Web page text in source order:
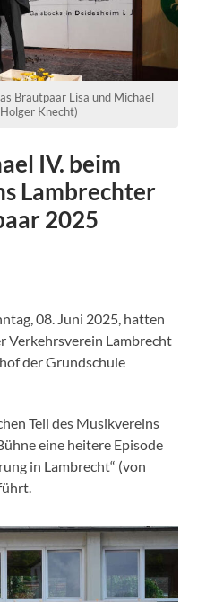
Brautpaar Lisa und Michael
Knecht)
IV. beim
Lambrechter
2025
08. Juni 2025, hatten
Verkehrsverein Lambrecht
der Grundschule
Teil des Musikvereins
eine heitere Episode
in Lambrecht“ (von